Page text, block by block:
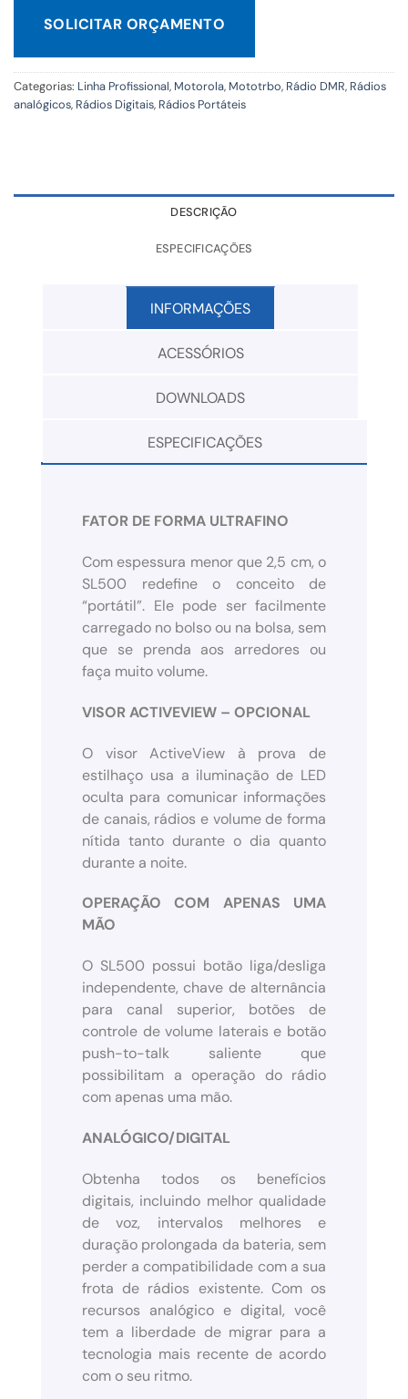
SOLICITAR ORÇAMENTO
Categorias: Linha Profissional, Motorola, Mototrbo, Rádio DMR, Rádios
analógicos, Rádios Digitais, Rádios Portáteis
DESCRIÇÃO
ESPECIFICAÇÕES
INFORMAÇÕES
ACESSÓRIOS
DOWNLOADS
ESPECIFICAÇÕES
FATOR DE FORMA ULTRAFINO
Com espessura menor que 2,5 cm, o
SL500 redefine o conceito de
“portátil”. Ele pode ser facilmente
carregado no bolso ou na bolsa, sem
que se prenda aos arredores ou
faça muito volume.
VISOR ACTIVEVIEW – OPCIONAL
O visor ActiveView à prova de
estilhaço usa a iluminação de LED
oculta para comunicar informações
de canais, rádios e volume de forma
nítida tanto durante o dia quanto
durante a noite.
OPERAÇÃO COM APENAS UMA
MÃO
O SL500 possui botão liga/desliga
independente, chave de alternância
para canal superior, botões de
controle de volume laterais e botão
push-to-talk saliente que
possibilitam a operação do rádio
com apenas uma mão.
ANALÓGICO/DIGITAL
Obtenha todos os benefícios
digitais, incluindo melhor qualidade
de voz, intervalos melhores e
duração prolongada da bateria, sem
perder a compatibilidade com a sua
frota de rádios existente. Com os
recursos analógico e digital, você
tem a liberdade de migrar para a
tecnologia mais recente de acordo
com o seu ritmo.